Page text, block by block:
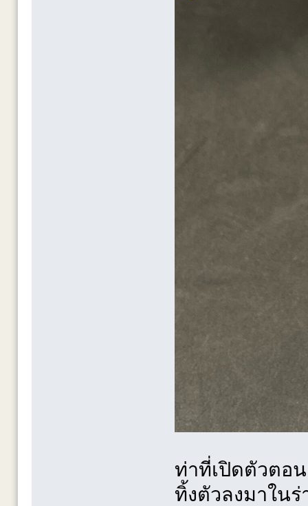
ท่าที่เปิดตัวตอ
ทิ้งตัวลงมาในร่